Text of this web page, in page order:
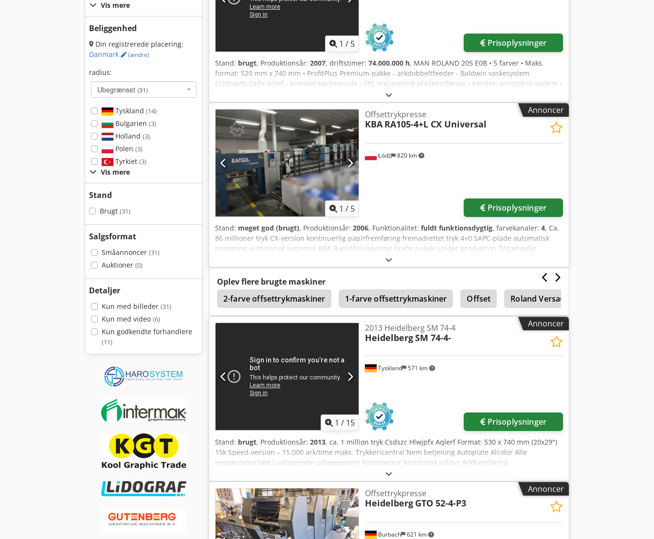
Vis mere
Beliggenhed
Din registrerede placering:
Danmark
(ændre)
radius:
Ubegrænset (31)
Tyskland (14)
Bulgarien (3)
Holland (3)
Polen (3)
Tyrkiet (3)
Vis mere
Stand
Brugt (31)
Salgsformat
Småannoncer (31)
Auktioner (0)
Detaljer
Kun med billeder (31)
Kun med video (6)
Kun godkendte forhandlere
(11)
1 / 5 Prisoplysninger
Stand: brugt, Produktionsår: 2007, driftstimer: 74.000.000 h, MAN ROLAND 205 E0B • 5 farver • Maks.
format: 520 mm x 740 mm • ProfitPlus Premium-pakke - arkdobbeltfeeder - Baldwin vaskesystem
Crjdpoytb Egjfx Aqlef - komplet kartonguide - EPL ergonomisk pladeindføring • Kersten antistatisk system •
Bacher registersystem • Pulveranlæg: Grafix 72 Digital Plus • Alcosmart • PressManager Smart Interface •
Smart R 200 Online • Fjernbetjening: farve og register – RCI • ColorPilot Smart • Automatisk vaskesystem: -
Farveruller, trykcylindre, blanketcylindre • Elektronisk arkføringskontrol • Nonstop levering •
Betjeningspanel ved levering • JobCard-læser • Karton-enhed • I produktion • Beliggende: Tyskland •
Tilgængelig: straks
Annoncer
1 / 5
Łódź 820 km
Offsettrykpresse
KBA RA105-4+L CX Universal
Prisoplysninger
Stand: meget god (brugt), Produktionsår: 2006, Funktionalitet: fuldt funktionsdygtig, farvekanaler: 4, Ca.
86 millioner tryk CX-version kontinuerlig papirfremføring fremadrettet tryk 4+0 SAPC-plade automatisk
rengøring automatisk justering KBA RapidDry lakering Grafix-pulver Under produktion Tilgængelig
Oplev flere brugte maskiner
2-farve offsettrykmaskiner
1-farve offsettrykmaskiner Offset Roland Versauv Lef 12
Man Roland
Annoncer
1 / 15
Tyskland 571 km
2013 Heidelberg SM 74-4
HeidelbergSM 74-4-
Prisoplysninger
Stand: brugt, Produktionsår: 2013, ca. 1 million tryk Csdszc Hlwjpfx Aqlerf Format: 530 x 740 mm (20x29")
15k Speed-version – 15.000 ark/time maks. Trykkericentral Nem betjening Autoplate Alcolor Alle
rengøringsanlæg Lavtliggende udlæggerarm Kompressor Antistatisk udstyr Arkfremføring
Annoncer
Burbach 621 km
Offsettrykpresse
Heidelberg GTO 52-4-P3